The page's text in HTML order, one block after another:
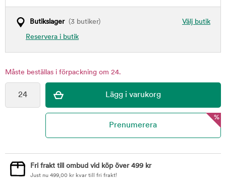
Välj butik
Butikslager(3 butiker)
Reservera i butik
Måste beställas i förpackning om 24.
%
Fri frakt till ombud vid köp över 499 kr
Just nu 499,00 kr kvar till fri frakt!